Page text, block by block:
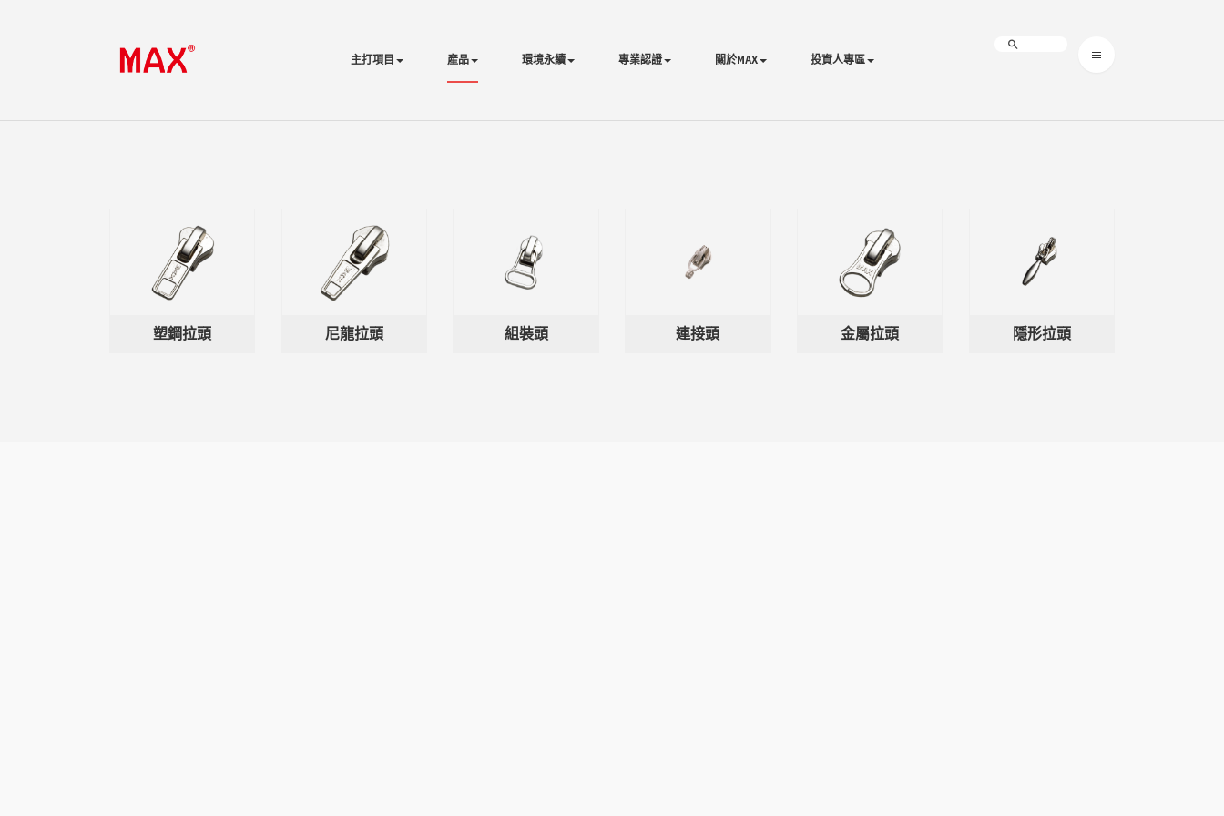
主打項目 產品 環境永續 專業認證 關於MAX 投資人專區
塑鋼拉頭 尼龍拉頭 組裝頭 連接頭 金屬拉頭 隱形拉頭